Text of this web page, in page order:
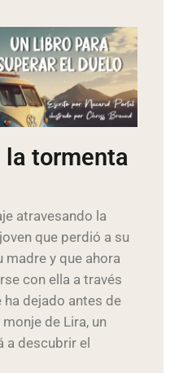
la tormenta
atravesando la
que perdió a su
madre y que ahora
con ella a través
dejado antes de
de Lira, un
a descubrir el